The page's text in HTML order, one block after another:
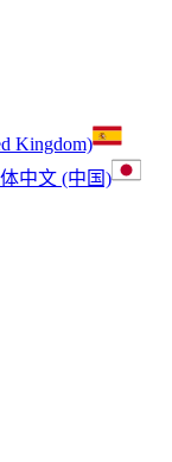
Kingdom)
中文 (中国)